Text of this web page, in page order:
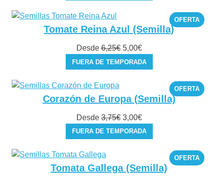
original
3,75€.
actual
3,00€.
OFERTA
EN
Tomate Reina Azul (Semilla)
Desde 6,25€ El
precio
original
6,25€.
5,00€El
precio
actual
5,00€.
FUERA DE TEMPORADA
OFERTA
EN
Corazón de Europa (Semilla)
Desde 3,75€ El
precio
original
3,75€.
3,00€El
precio
actual
3,00€.
FUERA DE TEMPORADA
OFERTA
EN
Tomata Gallega (Semilla)